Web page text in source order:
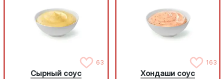
63
Сырный соус
163
Хондаши соус